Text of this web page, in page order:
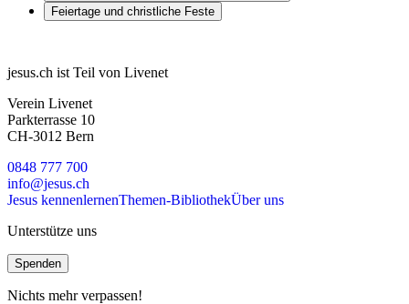
Feiertage und christliche Feste
jesus.ch ist Teil von Livenet
Verein Livenet
Parkterrasse 10
CH-3012 Bern
0848 777 700
info@jesus.ch
Jesus kennenlernenThemen-BibliothekÜber uns
Unterstütze uns
Spenden
Nichts mehr verpassen!